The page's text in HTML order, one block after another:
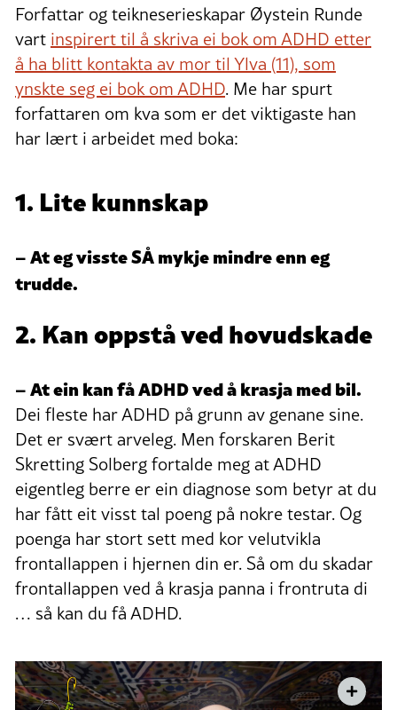
Forfattar og teikneserieskapar Øystein Runde
vart inspirert til å skriva ei bok om ADHD etter
å ha blitt kontakta av mor til Ylva (11), som
ynskte seg ei bok om ADHD. Me har spurt
forfattaren om kva som er det viktigaste han
har lært i arbeidet med boka:
1. Lite kunnskap
– At eg visste SÅ mykje mindre enn eg
trudde.
2. Kan oppstå ved hovudskade
– At ein kan få ADHD ved å krasja med bil.
Dei fleste har ADHD på grunn av genane sine.
Det er svært arveleg. Men forskaren Berit
Skretting Solberg fortalde meg at ADHD
eigentleg berre er ein diagnose som betyr at du
har fått eit visst tal poeng på nokre testar. Og
poenga har stort sett med kor velutvikla
frontallappen i hjernen din er. Så om du skadar
frontallappen ved å krasja panna i frontruta di
… så kan du få ADHD.